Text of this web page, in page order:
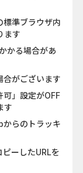
標準ブラウザ内
ます
かる場合があ
合がございます
可」設定がOFF
す
らのトラッキ
ピーしたURLを